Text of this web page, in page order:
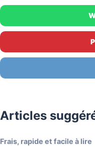
Articles
Frais, rapide et facile à lire